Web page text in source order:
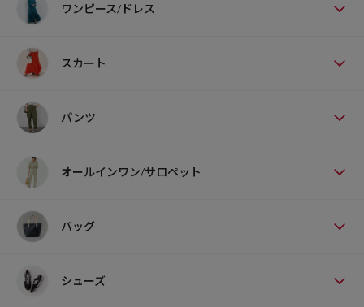
ワンピース/ドレス
スカート
パンツ
オールインワン/サロペット
バッグ
シューズ